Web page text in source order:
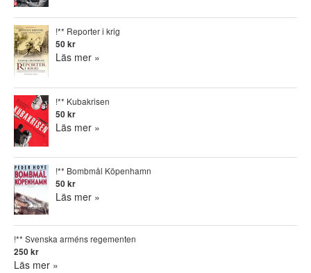
!** Reporter i krig
50 kr
Läs mer »
!** Kubakrisen
50 kr
Läs mer »
!** Bombmål Köpenhamn
50 kr
Läs mer »
!** Svenska arméns regementen
250 kr
Läs mer »